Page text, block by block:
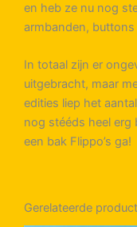
en heb ze nu nog
armbanden,
In totaal zijn er
uitgebracht, maar
edities liep het
nog stééds heel erg
een bak Flippo’s ga!
Gerelateerde